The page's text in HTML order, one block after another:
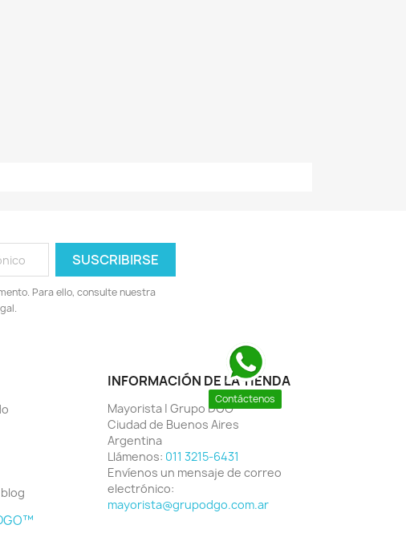
Para ello, consulte nuestra
INFORMACIÓN DE LA TIENDA
Mayorista | Grupo DGO
Ciudad de Buenos Aires
Argentina
Llámenos: 011 3215-6431
Envíenos un mensaje de correo
electrónico:
mayorista@grupodgo.com.ar
Contáctenos